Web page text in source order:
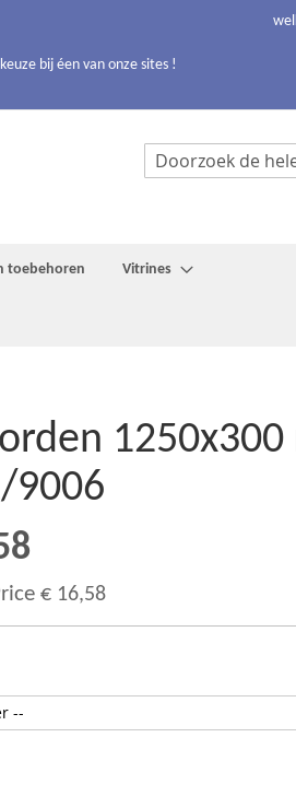
bij éen van onze sites !
Search
toebehoren Vitrines
1250x300
9006
€ 16,58